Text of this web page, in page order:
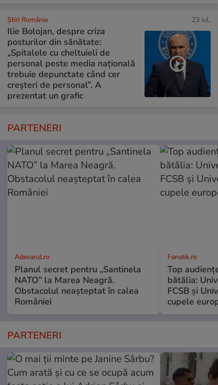
Știri România 23 iul.
Ilie Bolojan, despre criza
posturilor din sănătate:
„Spitalele cu cheltuieli de
personal peste media națională
trebuie depunctate când cer
creșteri de personal”. A
prezentat un grafic
PARTENERI
Adevarul.ro
Planul secret pentru „Santinela
NATO” la Marea Neagră.
Obstacolul neașteptat în calea
României
Fanatik.ro
Top
bătălia:
FCSB şi
cupele
PARTENERI